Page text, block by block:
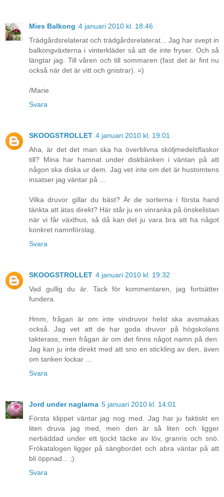
Mies Balkong 4 januari 2010 kl. 18:46
Trädgårdsrelaterat och trädgårdsrelaterat... Jag har svept in
balkongväxterna i vinterkläder så att de inte fryser. Och så
längtar jag. Till våren och till sommaren (fast det är fint nu
också när det är vitt och gnistrar). =)
/Marie
Svara
SKOOGSTROLLET 4 januari 2010 kl. 19:01
Aha, är det det man ska ha överblivna sköljmedelsflaskor
till? Mina har hamnat under diskbänken i väntan på att
någon ska diska ur dem. Jag vet inte om det är hustomtens
insatser jag väntar på ...
Vilka druvor gillar du bäst? Är de sorterna i första hand
tänkta att ätas direkt? Här står ju en vinranka på önskelistan
när vi får växthus, så då kan det ju vara bra att ha något
konkret namnförslag.
Svara
SKOOGSTROLLET 4 januari 2010 kl. 19:32
Vad gullig du är. Tack för kommentaren, jag fortsätter
fundera.
Hmm, frågan är om inte vindruvor helst ska avsmakas
också. Jag vet att de har goda druvor på högskolans
takterass, men frågan är om det finns något namn på den.
Jag kan ju inte direkt med att sno en stickling av den, även
om tanken lockar ...
Svara
Jord under naglarna 5 januari 2010 kl. 14:01
Första klippet väntar jag nog med. Jag har ju faktiskt en
liten druva jag med, men den är så liten och ligger
nerbäddad under ett tjockt täcke av löv, granris och snö.
Frökatalogen ligger på sängbordet och abra väntar på att
bli öppnad... ;)
Svara